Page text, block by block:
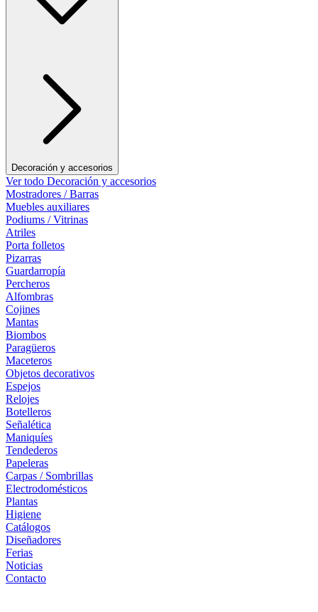
Decoración y accesorios
Ver todo Decoración y accesorios
Mostradores / Barras
Muebles auxiliares
Podiums / Vitrinas
Atriles
Porta folletos
Pizarras
Guardarropía
Percheros
Alfombras
Cojines
Mantas
Biombos
Paragüeros
Maceteros
Objetos decorativos
Espejos
Relojes
Botelleros
Señalética
Maniquíes
Tendederos
Papeleras
Carpas / Sombrillas
Electrodomésticos
Plantas
Higiene
Catálogos
Diseñadores
Ferias
Noticias
Contacto